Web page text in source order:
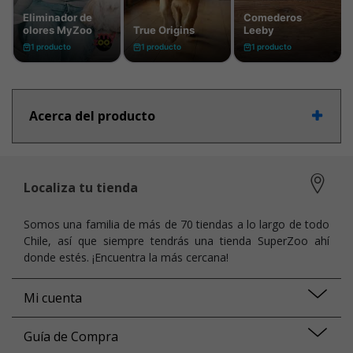
Acerca del producto
Localiza tu tienda
Somos una familia de más de 70 tiendas a lo largo de todo
Chile, así que siempre tendrás una tienda SuperZoo ahí
donde estés. ¡Encuentra la más cercana!
Mi cuenta
Guía de Compra